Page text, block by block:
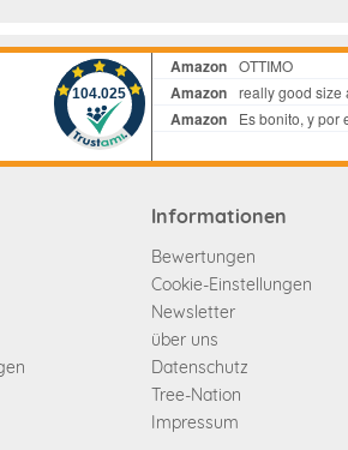
Informationen
Bewertungen
Cookie-Einstellungen
Newsletter
über uns
Datenschutz
Tree-Nation
Impressum